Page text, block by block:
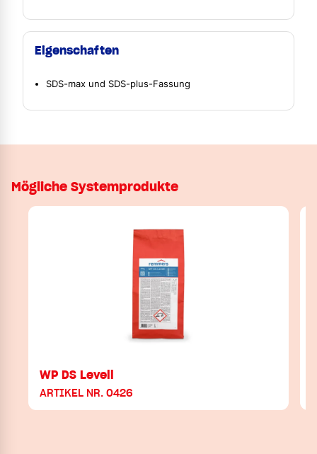
Eigenschaften
SDS-max und SDS-plus-Fassung
Mögliche Systemprodukte
WP DS Levell
ARTIKEL NR. 0426